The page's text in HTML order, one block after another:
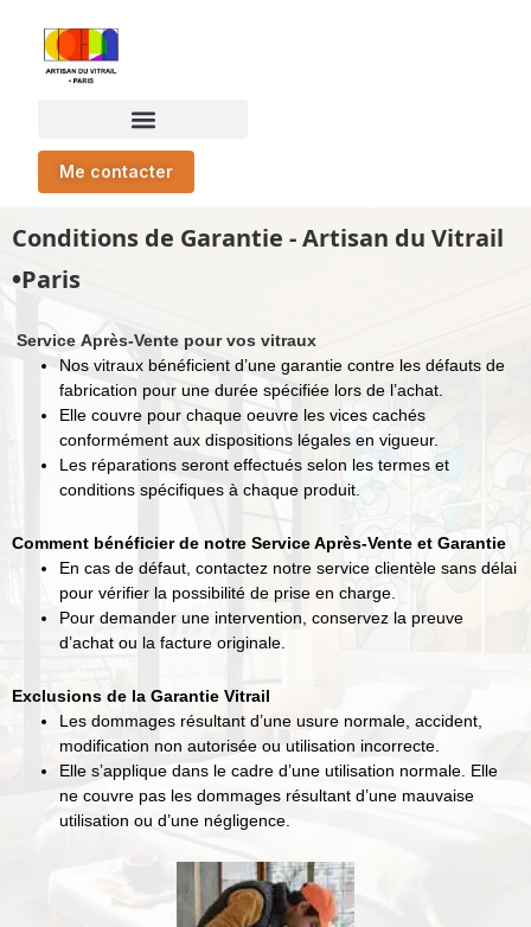
Me contacter
Conditions de Garantie - Artisan du Vitrail
•Paris
Service Après-Vente pour vos vitraux
Nos vitraux bénéficient d’une garantie contre les défauts de
fabrication pour une durée spécifiée lors de l’achat.
Elle couvre pour chaque oeuvre les vices cachés
conformément aux dispositions légales en vigueur.
Les réparations seront effectués selon les termes et
conditions spécifiques à chaque produit.
Comment bénéficier de notre Service Après-Vente et Garantie
En cas de défaut, contactez notre service clientèle sans délai
pour vérifier la possibilité de prise en charge.
Pour demander une intervention, conservez la preuve
d’achat ou la facture originale.
Exclusions de la Garantie Vitrail
Les dommages résultant d’une usure normale, accident,
modification non autorisée ou utilisation incorrecte.
Elle s’applique dans le cadre d’une utilisation normale. Elle
ne couvre pas les dommages résultant d’une mauvaise
utilisation ou d’une négligence.